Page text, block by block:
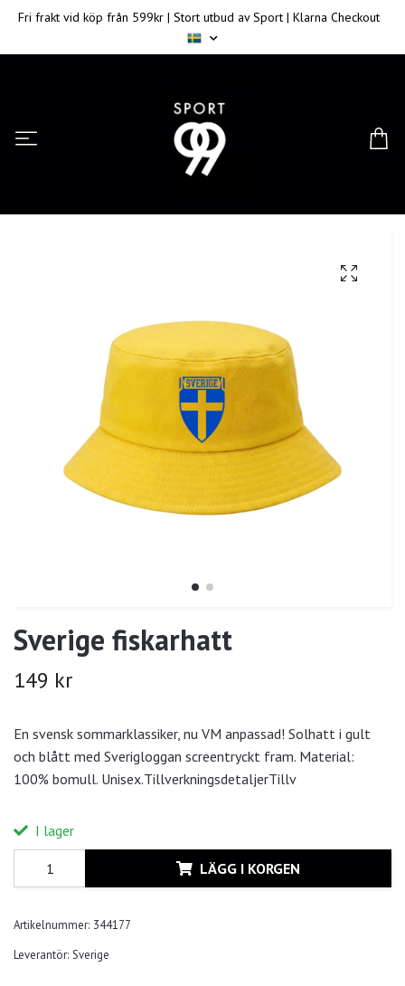
Fri frakt vid köp från 599kr | Stort utbud av Sport | Klarna Checkout
Sverige fiskarhatt
149 kr
En svensk sommarklassiker, nu VM anpassad! Solhatt i gult
och blått med Sverigloggan screentryckt fram. Material:
100% bomull. Unisex.TillverkningsdetaljerTillv
I lager
LÄGG I KORGEN
Artikelnummer: 344177
Leverantör: Sverige